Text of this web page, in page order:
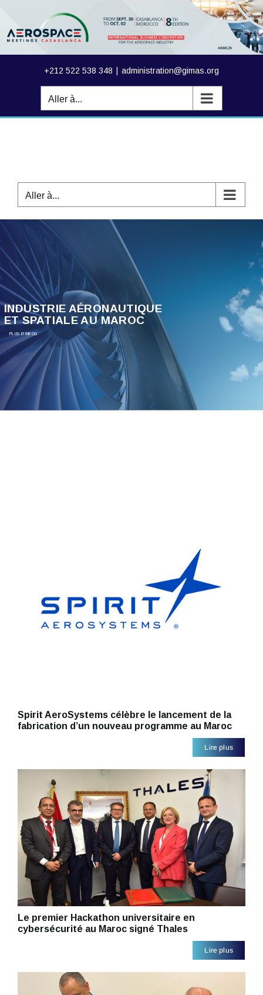
+212 522 538 348 administration@gimas.org
Aller à...
Aller à...
INDUSTRIE AÉRONAUTIQUE
ET SPATIALE AU MAROC
PLUS D'INFOS
Spirit AeroSystems célèbre le lancement de la
fabrication d’un nouveau programme au Maroc
Lire plus
Le premier Hackathon universitaire en
cybersécurité au Maroc signé Thales
Lire plus